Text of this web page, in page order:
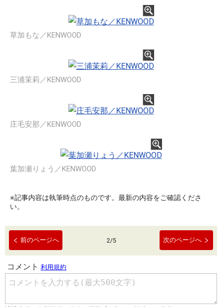
草加もな／KENWOOD
三浦茉莉／KENWOOD
庄毛安那／KENWOOD
葉加瀬りょう／KENWOOD
※記事内容は執筆時点のものです。最新の内容をご確認くださ
い。
前のページへ 2/5 次のページへ